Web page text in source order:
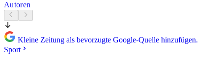
Autoren
Kleine Zeitung als bevorzugte Google-Quelle hinzufügen.
Sport